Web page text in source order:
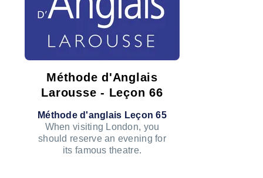
Méthode d'Anglais
Larousse - Leçon 66
Méthode d'anglais Leçon 65
When visiting London, you
should reserve an evening for
its famous theatre.